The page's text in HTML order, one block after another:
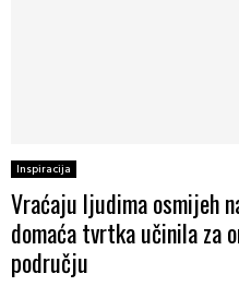
Inspiracija
Vraćaju ljudima osmijeh
domaća tvrtka učinila za
području